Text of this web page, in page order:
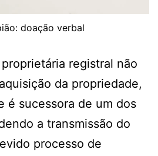
doação verbal
registral não
da propriedade,
é sucessora de um dos
a transmissão do
processo de